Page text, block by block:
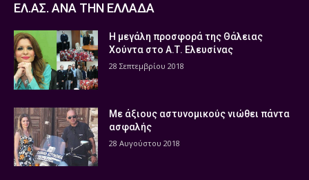
ΕΛ.ΑΣ. ΑΝΑ ΤΗΝ ΕΛΛΑΔΑ
Η μεγάλη προσφορά της Θάλειας
Χούντα στο Α.Τ. Ελευσίνας
28 Σεπτεμβρίου 2018
Με άξιους αστυνομικούς νιώθει πάντα
ασφαλής
28 Αυγούστου 2018